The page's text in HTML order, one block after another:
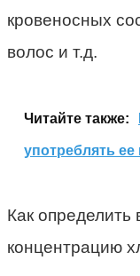
кровеносных
волос и т.д.
Читайте также:
употреблять
Как
концентрацию